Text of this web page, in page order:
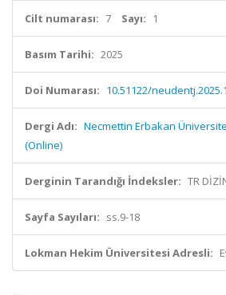
Cilt numarası: 7 Sayı: 1
Basım Tarihi: 2025
Doi Numarası: 10.51122/
Dergi Adı: Necmettin Erbakan
(Online)
Derginin Tarandığı İndeksler: TR
Sayfa Sayıları: ss.9-18
Lokman Hekim Üniversitesi Adresli: